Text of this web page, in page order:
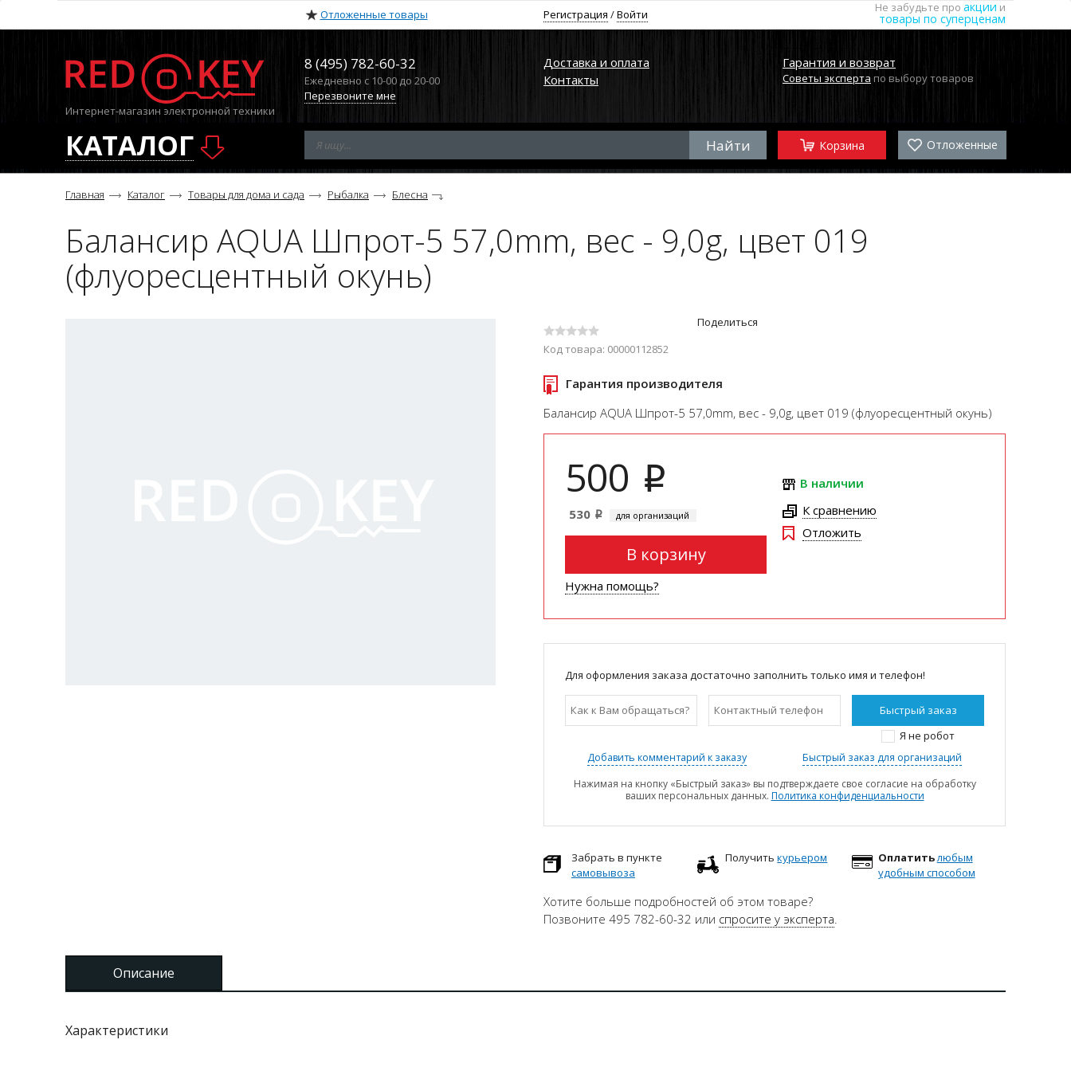
Отложенные товары Регистрация /Войти Не забудьте про акции и
товары по суперценам
Интернет-магазин электронной техники
8 (495) 782-60-32
Ежедневно с 10-00 до 20-00
Перезвоните мне
Доставка и оплата
Контакты
Гарантия и возврат
Советы эксперта по выбору товаров
КАТАЛОГ Корзина Отложенные
Главная Каталог Товары для дома и сада Рыбалка Блесна
Балансир AQUA Шпрот-5 57,0mm, вес - 9,0g, цвет 019
(флуоресцентный окунь)
Поделиться
Код товара: 00000112852
Гарантия производителя
Балансир AQUA Шпрот-5 57,0mm, вес - 9,0g, цвет 019 (флуоресцентный окунь)
500 i
530 i для организаций
В корзину
Нужна помощь?
В наличии
К сравнению
Отложить
Для оформления заказа достаточно заполнить только имя и телефон!
Я не робот
Добавить комментарий к заказу
Быстрый заказ для организаций
Нажимая на кнопку «Быстрый заказ» вы подтверждаете свое согласие на обработку
ваших персональных данных. Политика конфиденциальности
Забрать в пункте
самовывоза
Получитькурьером Оплатитьлюбым
удобным способом
Хотите больше подробностей об этом товаре?
Позвоните 495 782-60-32 или спросите у эксперта.
Описание
Характеристики